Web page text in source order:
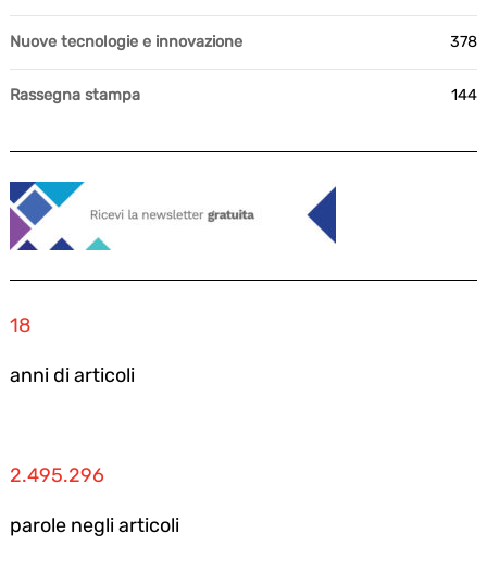
Nuove tecnologie e innovazione 378
Rassegna stampa 144
18
anni di articoli
2.495.296
parole negli articoli